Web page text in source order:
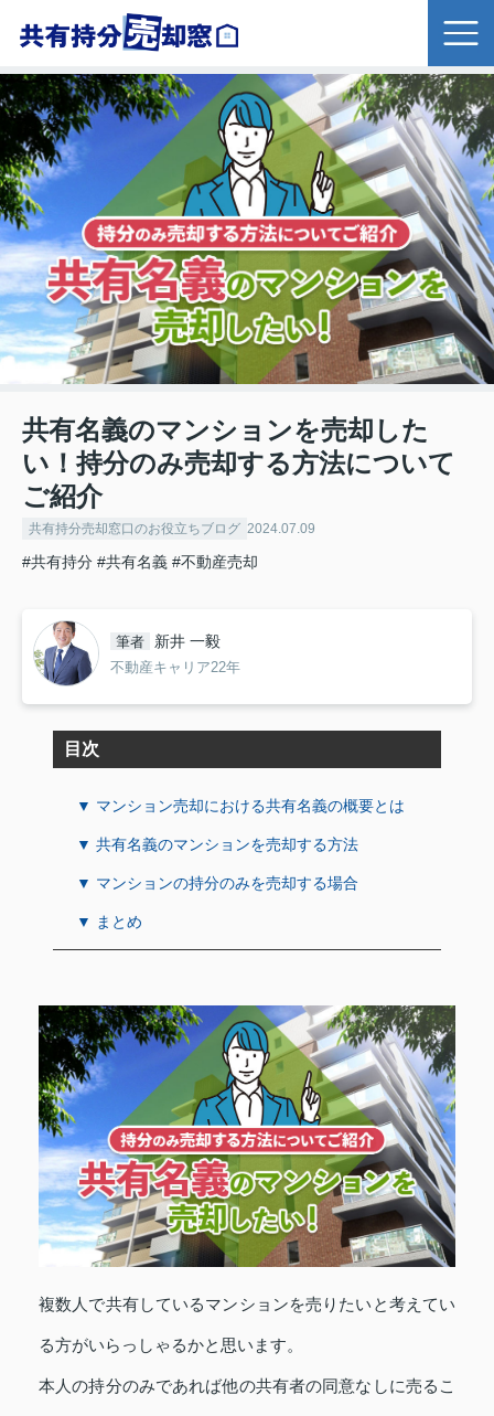
共有名義のマンションを売却した
い！持分のみ売却する方法について
ご紹介
共有持分売却窓口のお役立ちブログ 2024.07.09
#共有持分 #共有名義 #不動産売却
筆者 新井 一毅
不動産キャリア22年
目次
▼ マンション売却における共有名義の概要とは
▼ 共有名義のマンションを売却する方法
▼ マンションの持分のみを売却する場合
▼ まとめ
複数人で共有しているマンションを売りたいと考えてい
る方がいらっしゃるかと思います。
本人の持分のみであれば他の共有者の同意なしに売るこ